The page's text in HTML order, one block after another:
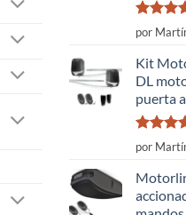
Valorado
con
5
por
Kit
DL
puerta
Valorado
con
5
por